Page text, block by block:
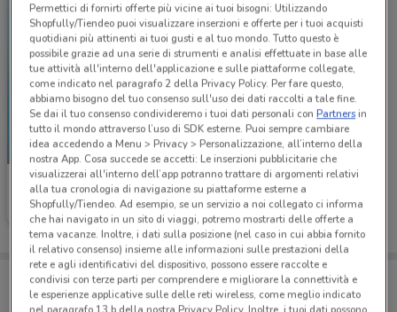
NUOVO
McDonald's
Scade il 23/08 2.6 km
Porta DoveConviene sempre con te!
Puoi trovare le migliori offerte dei negozi vicino a te,
salvarle e creare la tua lista del risparmio, comodamente
Permettici di fornirti offerte più vicine ai tuoi bisogni: Utilizzando
Shopfully/Tiendeo puoi visualizzare inserzioni e offerte per i tuoi acquisti
quotidiani più attinenti ai tuoi gusti e al tuo mondo. Tutto questo è
possibile grazie ad una serie di strumenti e analisi effettuate in base alle
tue attività all'interno dell'applicazione e sulle piattaforme collegate,
come indicato nel paragrafo 2 della Privacy Policy. Per fare questo,
abbiamo bisogno del tuo consenso sull'uso dei dati raccolti a tale fine.
Se dai il tuo consenso condivideremo i tuoi dati personali conPartnersin
tutto il mondo attraverso l’uso di SDK esterne. Puoi sempre cambiare
idea accedendo a Menu > Privacy > Personalizzazione, all’interno della
nostra App. Cosa succede se accetti: Le inserzioni pubblicitarie che
visualizzerai all'interno dell’app potranno trattare di argomenti relativi
alla tua cronologia di navigazione su piattaforme esterne a
Shopfully/Tiendeo. Ad esempio, se un servizio a noi collegato ci informa
che hai navigato in un sito di viaggi, potremo mostrarti delle offerte a
tema vacanze. Inoltre, i dati sulla posizione (nel caso in cui abbia fornito
il relativo consenso) insieme alle informazioni sulle prestazioni della
rete e agli identificativi del dispositivo, possono essere raccolte e
condivisi con terze parti per comprendere e migliorare la connettività e
le esperienze applicative sulle delle reti wireless, come meglio indicato